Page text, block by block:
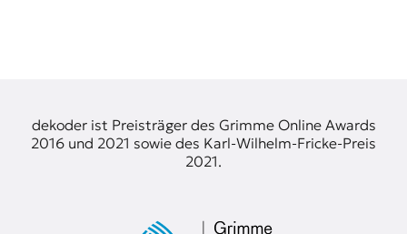
dekoder ist Preisträger des Grimme Online Awards
2016 und 2021 sowie des Karl-Wilhelm-Fricke-Preis
2021.